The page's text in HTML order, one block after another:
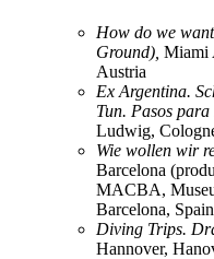
How do we
Ground), Miami
Austria
Ex Argentina.
Tun. Pasos
Ludwig,
Wie wollen wir
Barcelona
MACBA,
Barcelona, Spain
Diving Trips.
Hannover,